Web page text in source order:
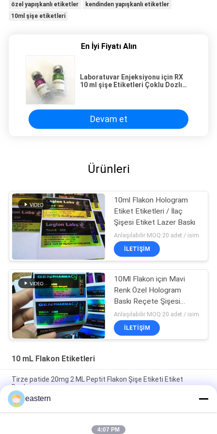
özel yapışkanlı etiketler
kendinden yapışkanlı etiketler
10ml şişe etiketleri
En İyi Fiyatı Alın
Laboratuvar Enjeksiyonu için RX
10 ml şişe Etiketleri Çoklu Dozlı
Devam et
Ürünleri
10ml Flakon Hologram
Etiket Etiketleri / İlaç
Şişesi Etiket Lazer Baskı
Anlaşılabilir MOQ:20 adet / isim
İLETIŞIM
10Ml Flakon için Mavi
Renk Özel Hologram
Baskı Reçete Şişesi
Etiket
Anlaşılabilir MOQ:20 adet / isim
İLETIŞIM
10 mL Flakon Etiketleri
Tirze patide 20mg 2 ML Peptit Flakon Şişe Etiketi Etiket
Baskısı
GHRP6 5MG 2 MLBottle Etiket Dikkate Alınması Peptid toz
etiketleri için
eastern
4:07 PM